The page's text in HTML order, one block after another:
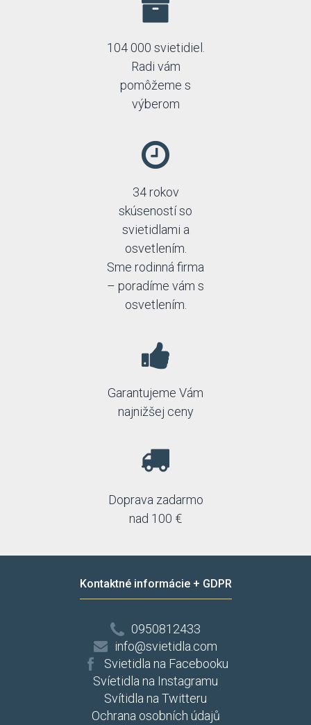
104 000 svietidiel.
Radi vám
pomôžeme s
výberom
34 rokov
skúseností so
svietidlami a
osvetlením.
Sme rodinná firma
– poradíme vám s
osvetlením.
Garantujeme Vám
najnižšej ceny
Doprava zadarmo
nad 100 €
Kontaktné informácie + GDPR
0950812433
info@svietidla.com
Svietidla na Facebooku
Svíetidla na Instagramu
Svítidla na Twitteru
Ochrana osobních údajů